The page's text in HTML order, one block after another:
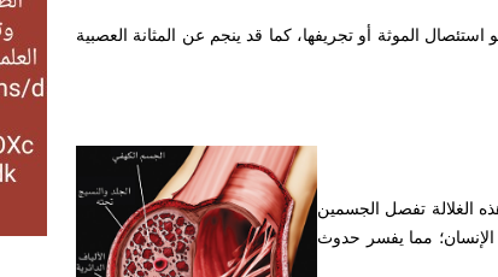
استئصال الموثة أو تجريفها، كما قد ينجم عن المثانة العصبية
الغلالة تفصل الجسمين
الإنسان؛ مما يفسر حدوث